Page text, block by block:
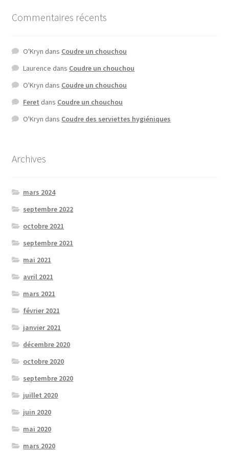
Commentaires récents
O'Kryn dans Coudre un chouchou
Laurence dans Coudre un chouchou
O'Kryn dans Coudre un chouchou
Feret dans Coudre un chouchou
O'Kryn dans Coudre des serviettes hygiéniques
Archives
mars 2024
septembre 2022
octobre 2021
septembre 2021
mai 2021
avril 2021
mars 2021
février 2021
janvier 2021
décembre 2020
octobre 2020
septembre 2020
juillet 2020
juin 2020
mai 2020
mars 2020